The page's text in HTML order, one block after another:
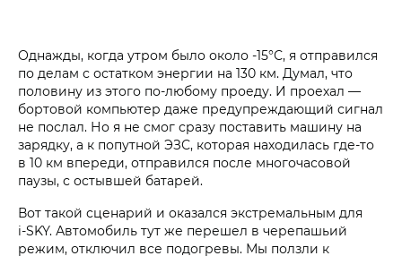
Однажды, когда утром было около -15°С, я отправился
по делам с остатком энергии на 130 км. Думал, что
половину из этого по-любому проеду. И проехал —
бортовой компьютер даже предупреждающий сигнал
не послал. Но я не смог сразу поставить машину на
зарядку, а к попутной ЭЗС, которая находилась где-то
в 10 км впереди, отправился после многочасовой
паузы, с остывшей батарей.
Вот такой сценарий и оказался экстремальным для
i‑SKY. Автомобиль тут же перешел в черепашьий
режим, отключил все подогревы. Мы ползли к